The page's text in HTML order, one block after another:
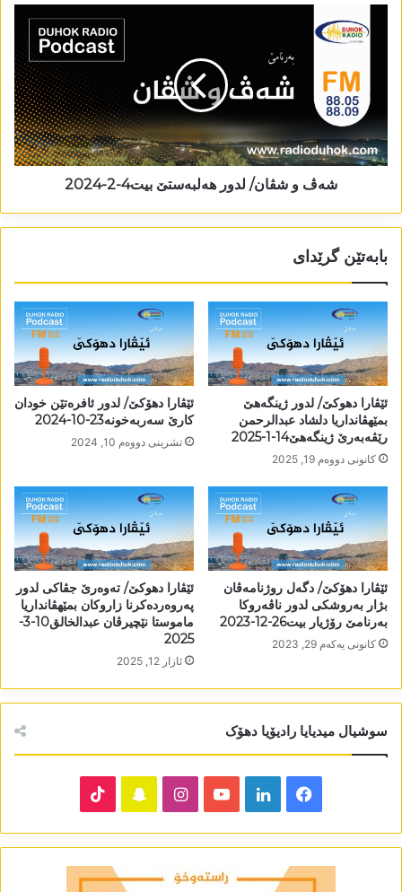
شەڤ و شڤان/ لدور ھەلبەستێ بیت4-2-2024
بابەتێن گرێدای
ئێڤارا دھوکێ/ لدور ژینگەھێ
بمێھڤانداریا دلشاد عبدالرحمن
رێڤەبەرێ ژینگەھێ14-1-2025
كانونی دووه‌م 19, 2025
ئێڤارا دھۆکێ/ لدور ئافرەتێن خودان
کارێ سەربەخونە23-10-2024
تشرینی دووه‌م 10, 2024
ئێڤارا دھۆکێ/ دگەل روژنامەڤان
بژار بەروشکی لدور ناڤەروکا
بەرنامێ رۆژیار بیت26-12-2023
كانونی یه‌كه‌م 29, 2023
ئێڤارا دھوکێ/ تەوەرێ جڤاکی لدور
پەروەردەکرنا زاروکان بمێھڤانداریا
ماموستا نێچیرڤان عبدالخالق10-3-
2025
ئازار 12, 2025
سوشیال میدیایا رادیۆیا دھۆک
Facebook
LinkedIn
YouTube
Instagram
Snapchat